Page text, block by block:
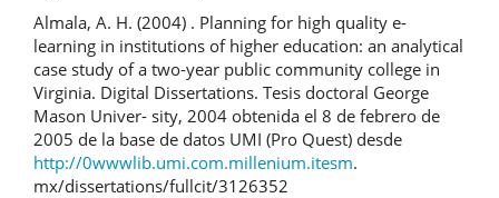
Almala, A. H. (2004) . Planning for high quality e-
learning in institutions of higher education: an analytical
case study of a two-year public community college in
Virginia. Digital Dissertations. Tesis doctoral George
Mason Univer- sity, 2004 obtenida el 8 de febrero de
2005 de la base de datos UMI (Pro Quest) desde
http://0wwwlib.umi.com.millenium.itesm.
mx/dissertations/fullcit/3126352